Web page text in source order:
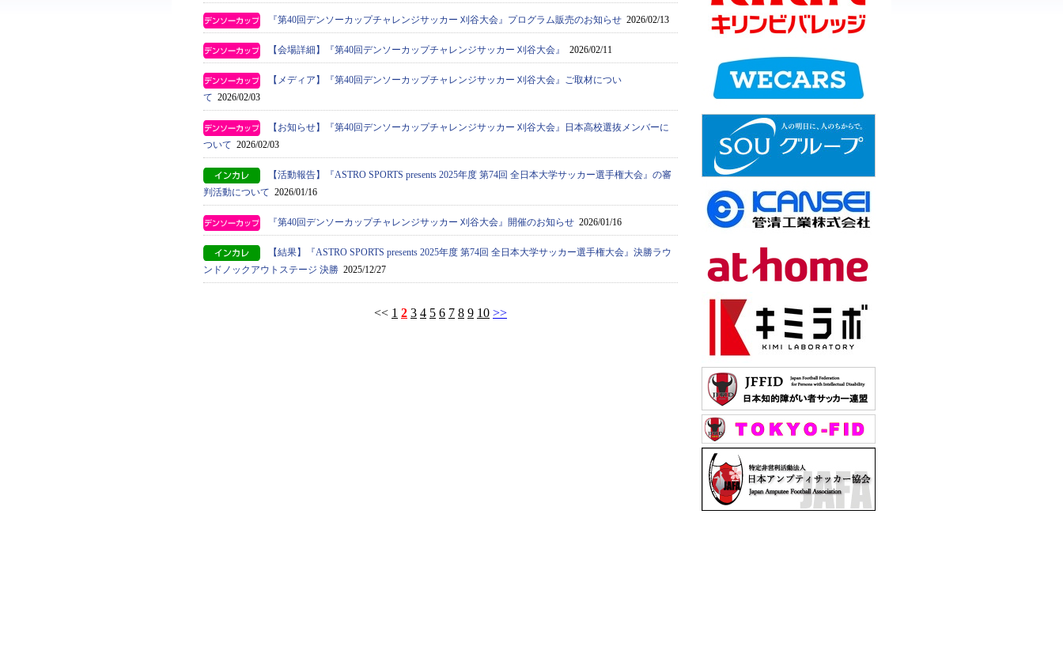
『第40回デンソーカップチャレンジサッカー 刈谷大会』プログラム販売のお知らせ 2026/02/13
【会場詳細】『第40回デンソーカップチャレンジサッカー 刈谷大会』 2026/02/11
【メディア】『第40回デンソーカップチャレンジサッカー 刈谷大会』ご取材につい
て 2026/02/03
【お知らせ】『第40回デンソーカップチャレンジサッカー 刈谷大会』日本高校選抜メンバーに
ついて 2026/02/03
【活動報告】『ASTRO SPORTS presents 2025年度 第74回 全日本大学サッカー選手権大会』の審
判活動について 2026/01/16
『第40回デンソーカップチャレンジサッカー 刈谷大会』開催のお知らせ 2026/01/16
【結果】『ASTRO SPORTS presents 2025年度 第74回 全日本大学サッカー選手権大会』決勝ラウ
ンドノックアウトステージ 決勝 2025/12/27
<< 1 2 3 4 5 6 7 8 9 10 >>